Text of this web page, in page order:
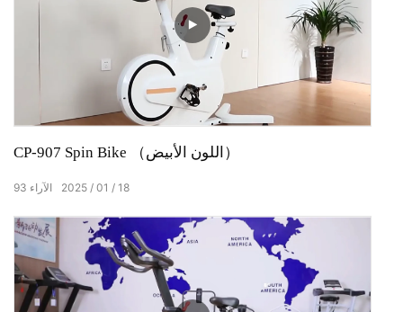
CP-907 Spin Bike （اللون الأبيض）
2025 01 18
93 الآراء